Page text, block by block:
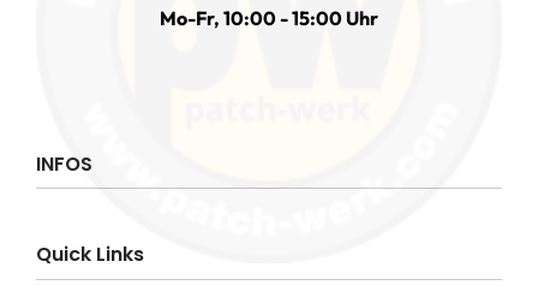
Mo-Fr, 10:00 - 15:00 Uhr
INFOS
Quick Links